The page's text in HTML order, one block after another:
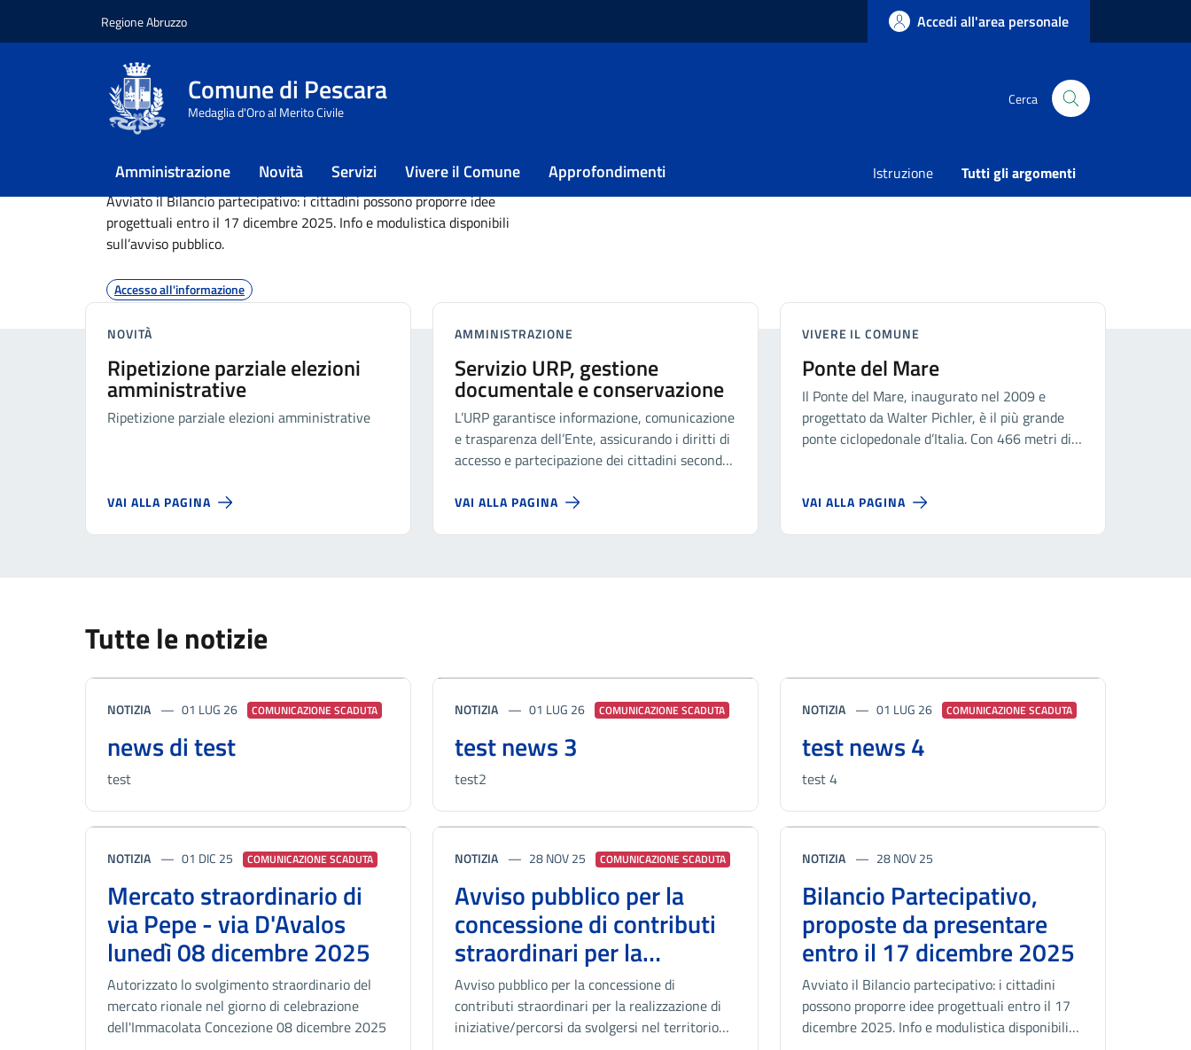
Regione Abruzzo Accedi all'area personale
Comune di Pescara
Medaglia d'Oro al Merito Civile
Cerca
Amministrazione Novità Servizi Vivere il Comune Approfondimenti Istruzione Tutti gli argomenti
Comune di Pescara
Contenuti in evidenza
NOTIZIA
Bilancio Partecipativo, proposte da
presentare entro il 17 dicembre 2025
Avviato il Bilancio partecipativo: i cittadini possono proporre idee
progettuali entro il 17 dicembre 2025. Info e modulistica disponibili
sull’avviso pubblico.
Accesso all'informazione
NOVITÀ
Ripetizione parziale elezioni
amministrative
Ripetizione parziale elezioni amministrative
VAI ALLA PAGINA
AMMINISTRAZIONE
Servizio URP, gestione
documentale e conservazione
L’URP garantisce informazione, comunicazione
e trasparenza dell’Ente, assicurando i diritti di
accesso e partecipazione dei cittadini secondo
agosto 1990.
VAI ALLA PAGINA
VIVERE IL COMUNE
Ponte del Mare
Il Ponte del Mare, inaugurato nel 2009 e
progettato da Walter Pichler, è il più grande
ponte ciclopedonale d’Italia. Con 466 metri di
Appennini.
VAI ALLA PAGINA
Tutte le notizie
NOTIZIA 01 LUG 26 COMUNICAZIONE SCADUTA
news di test
test
NOTIZIA 01 LUG 26 COMUNICAZIONE SCADUTA
test news 3
test2
NOTIZIA 01 LUG 26 COMUNICAZIONE SCADUTA
test news 4
test 4
NOTIZIA 01 DIC 25 COMUNICAZIONE SCADUTA
Mercato straordinario di
via Pepe - via D'Avalos
lunedì 08 dicembre 2025
Autorizzato lo svolgimento straordinario del
mercato rionale nel giorno di celebrazione
dell'Immacolata Concezione 08 dicembre 2025
NOTIZIA 28 NOV 25 COMUNICAZIONE SCADUTA
Avviso pubblico per la
concessione di contributi
straordinari per la
realizzazione di
iniziative/percorsi da
svolgersi nel territorio del
Avviso pubblico per la concessione di
contributi straordinari per la realizzazione di
iniziative/percorsi da svolgersi nel territorio
NOTIZIA 28 NOV 25
Bilancio Partecipativo,
proposte da presentare
entro il 17 dicembre 2025
Avviato il Bilancio partecipativo: i cittadini
possono proporre idee progettuali entro il 17
dicembre 2025. Info e modulistica disponibili